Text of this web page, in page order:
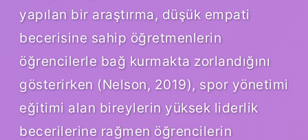
yapılan bir araştırma, düşük empati
becerisine sahip öğretmenlerin
öğrencilerle bağ kurmakta zorlandığını
gösterirken (Nelson, 2019), spor yönetimi
eğitimi alan bireylerin yüksek liderlik
becerilerine rağmen öğrencilerin